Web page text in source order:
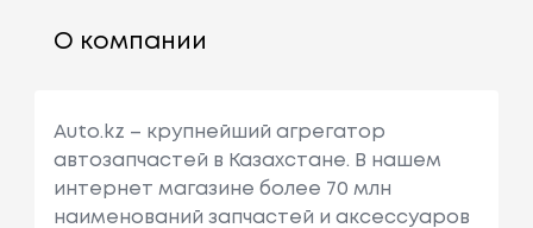
О компании
Auto.kz – крупнейший агрегатор
автозапчастей в Казахстане. В нашем
интернет магазине более 70 млн
наименований запчастей и аксессуаров